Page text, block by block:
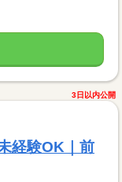
3日以内公開
経験OK｜前